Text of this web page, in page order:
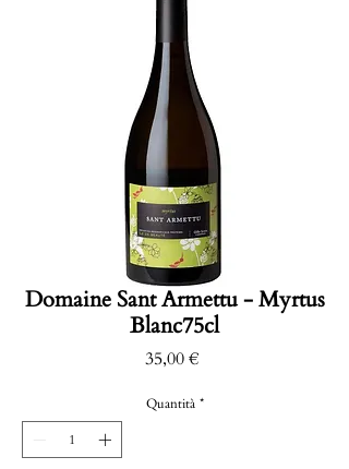
Domaine Sant Armettu - Myrtus
Blanc75cl
35,00 €Prezzo
Quantità *